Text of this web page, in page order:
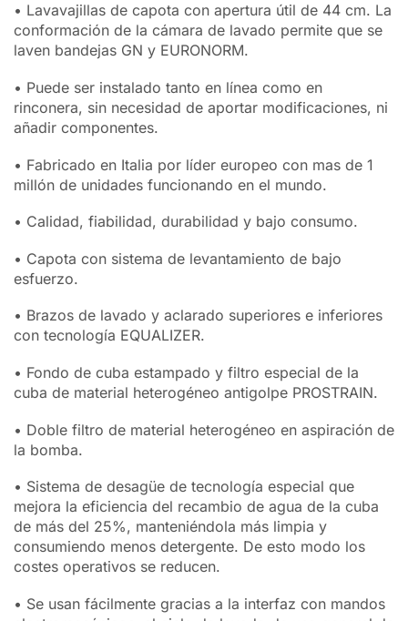
• Lavavajillas de capota con apertura útil de 44 cm. La
conformación de la cámara de lavado permite que se
laven bandejas GN y EURONORM.
• Puede ser instalado tanto en línea como en
rinconera, sin necesidad de aportar modificaciones, ni
añadir componentes.
• Fabricado en Italia por líder europeo con mas de 1
millón de unidades funcionando en el mundo.
• Calidad, fiabilidad, durabilidad y bajo consumo.
• Capota con sistema de levantamiento de bajo
esfuerzo.
• Brazos de lavado y aclarado superiores e inferiores
con tecnología EQUALIZER.
• Fondo de cuba estampado y filtro especial de la
cuba de material heterogéneo antigolpe PROSTRAIN.
• Doble filtro de material heterogéneo en aspiración de
la bomba.
• Sistema de desagüe de tecnología especial que
mejora la eficiencia del recambio de agua de la cuba
de más del 25%, manteniéndola más limpia y
consumiendo menos detergente. De esto modo los
costes operativos se reducen.
• Se usan fácilmente gracias a la interfaz con mandos